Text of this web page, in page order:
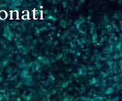
Italia